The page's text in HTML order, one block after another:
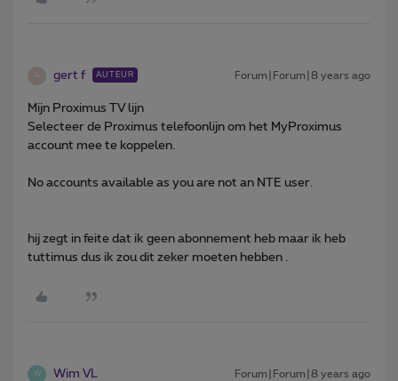
gert f AUTEUR Forum|Forum|8 years ago
Mijn Proximus TV lijn
Selecteer de Proximus telefoonlijn om het MyProximus
account mee te koppelen.
No accounts available as you are not an NTE user.
hij zegt in feite dat ik geen abonnement heb maar ik heb
tuttimus dus ik zou dit zeker moeten hebben .
W Wim VL Forum|Forum|8 years ago